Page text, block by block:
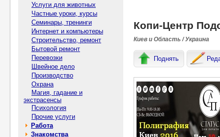
Услуги для животных
Частные уроки, курсы
Семинары, тренинги
Интернет и компьютеры
Строительство, ремонт
Бытовой ремонт
Перевозки
Швейное дело
Производство
Охрана
Магия, гадание и
экстрасенсы
Психология
Прочие услуги
Работа
Знакомства
Копи-Центр
Киев и Область / Украина
Поднять